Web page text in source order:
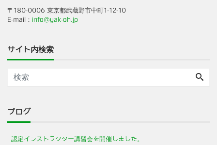
〒180-0006 東京都武蔵野市中町1-12-10
E-mail： info@yak-oh.jp
サイト内検索
ブログ
認定インストラクター講習会を開催しました。